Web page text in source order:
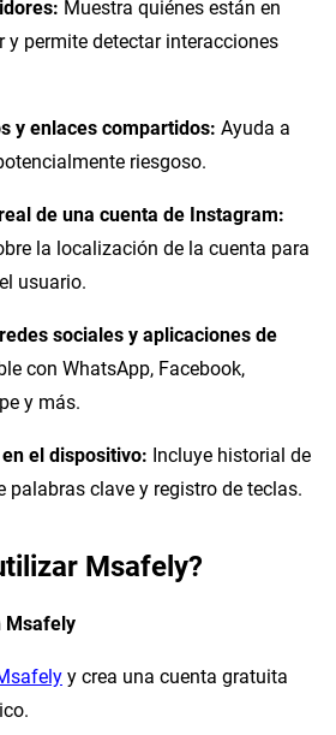
Muestra quiénes están en
y permite detectar interacciones
y enlaces compartidos: Ayuda a
riesgoso.
de una cuenta de Instagram:
la localización de la cuenta para
usuario.
sociales y aplicaciones de
con WhatsApp, Facebook,
y más.
el dispositivo: Incluye historial de
palabras clave y registro de teclas.
Msafely?
Msafely
y crea una cuenta gratuita